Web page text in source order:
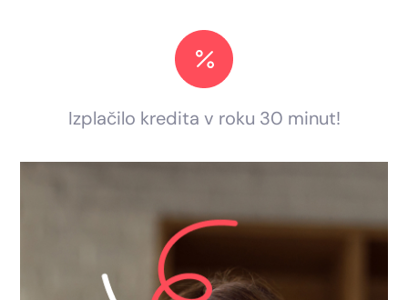
Izplačilo kredita v roku 30 minut!